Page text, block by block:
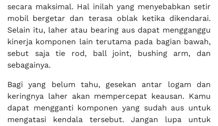
secara maksimal. Hal inilah yang menyebabkan setir
mobil bergetar dan terasa oblak ketika dikendarai.
Selain itu, laher atau bearing aus dapat mengganggu
kinerja komponen lain terutama pada bagian bawah,
sebut saja tie rod, ball joint, bushing arm, dan
sebagainya.
Bagi yang belum tahu, gesekan antar logam dan
keringnya laher akan mempercepat keausan. Kamu
dapat mengganti komponen yang sudah aus untuk
mengatasi kendala tersebut. Jangan lupa untuk